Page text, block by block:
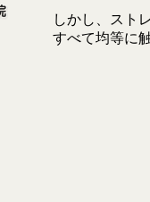
しかし、スト
すべて均等に